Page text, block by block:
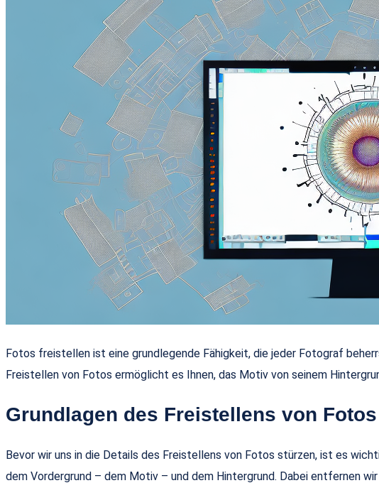
Fotos freistellen ist eine grundlegende Fähigkeit, die jeder Fotograf
Freistellen von Fotos ermöglicht es Ihnen, das Motiv von seinem
Grundlagen des Freistellens von Fotos
Bevor wir uns in die Details des Freistellens von Fotos stürzen, ist es
dem Vordergrund – dem Motiv – und dem Hintergrund. Dabei entfernen